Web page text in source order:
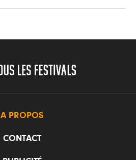
A PROPOS
CONTACT